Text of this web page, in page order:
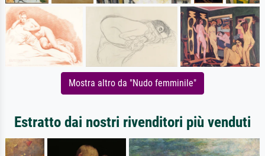
Mostra altro da "Nudo femminile"
Estratto dai nostri rivenditori più venduti